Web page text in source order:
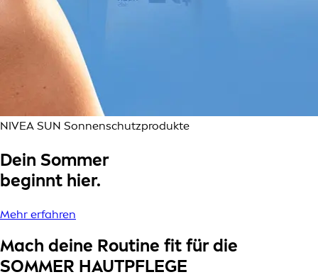
NIVEA SUN Sonnenschutzprodukte
Dein Sommer
beginnt hier.
Mehr erfahren
Mach deine Routine fit für die
SOMMER HAUTPFLEGE